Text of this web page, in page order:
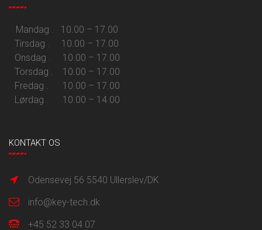
Mandag . 10.00 – 17.00
Tirsdag . 10.00 – 17.00
Onsdag . 10.00 – 17.00
Torsdag . 10.00 – 17.00
Fredag . 10.00 – 17.00
Lørdag . 10.00 – 14.00
KONTAKT OS
Odensevej 56 5540 Ullerslev/DK
info@key-tech.dk
+45 52 33 04 07